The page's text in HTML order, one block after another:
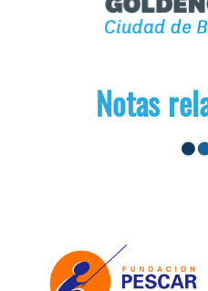
Notas